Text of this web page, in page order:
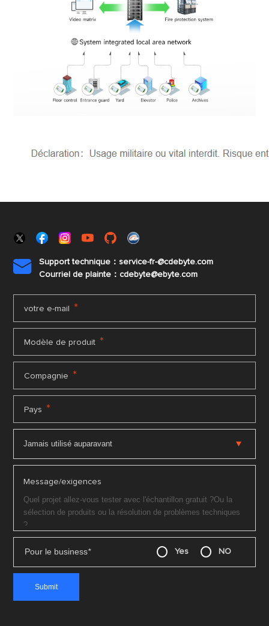

Support technique：service-fr-@cdebyte.com
Courriel de plainte：cdebyte@ebyte.com
votre e-mail *
Modèle de produit *
Compagnie *
Pays *
Message/exigences
Pour le business* Yes NO